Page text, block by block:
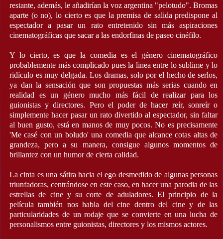
restante, además, le añadirían la voz argentina "pelotudo". Bromas
aparte (o no), lo cierto es que la premisa de salida predispone al
espectador a pasar un rato entretenido sin más aspiraciones
cinematográficas que sacar a las endorfinas de paseo cinéfilo.
Y lo cierto, es que la comedia es el género cinematográfico
probablemente más complicado pues la linea entre lo sublime y lo
ridículo es muy delgada. Los dramas, solo por el hecho de serlos,
ya dan la sensación que son propuestas más serias cuando en
realidad es un género mucho más fácil de realizar para los
guionistas y directores. Pero el poder de hacer reír, sonreír o
simplemente hacer pasar un rato divertido al espectador, sin faltar
al buen gusto, está en manos de muy pocos. No es precisamente
'Me casé con un boludo' una comedia que alcance cotas altas de
grandeza, pero a su manera, consigue algunos momentos de
brillantez con un humor de cierta calidad.
La cinta es una sátira hacia el ego desmedido de algunas personas
triunfadoras, centrándose en este caso, en hacer una parodia de las
estrellas de cine y su corte de aduladores. El principio de la
película también nos habla del cine dentro del cine y de las
particularidades de un rodaje que se convierte en una lucha de
personalismos entre guionistas, directores y los mismos actores.